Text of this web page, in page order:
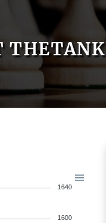
THETANK
1640
1600